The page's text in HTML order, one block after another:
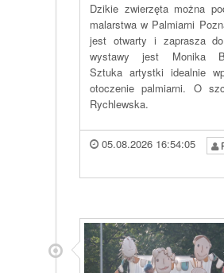
Dzikie zwierzęta można
malarstwa w Palmiarni
jest otwarty i zaprasza
wystawy jest Monika
Sztuka artystki idealnie
otoczenie palmiarni. O
Rychlewska.
05.08.2026 16:54:05